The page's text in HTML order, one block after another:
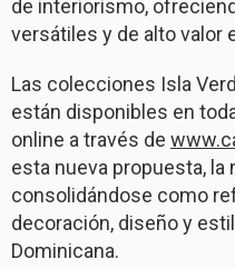
de interiorismo,
versátiles y de alto valor
Las colecciones Isla
están disponibles en
online a través de
esta nueva propuesta, la
consolidándose como
decoración, diseño y
Dominicana.